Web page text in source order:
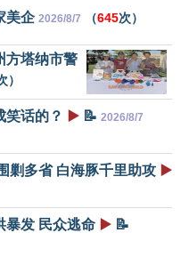
美企 2026/8/7 （645次）
方塔纳市警
）
笑话的？ ▶️ 📝 2026/8/7
剿多省 白海豚千里助攻 ▶️
暴发 民众逃命 ▶️ 📝